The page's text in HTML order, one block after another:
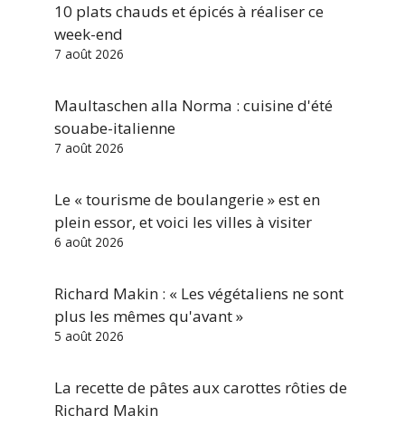
10 plats chauds et épicés à réaliser ce
week-end
7 août 2026
Maultaschen alla Norma : cuisine d'été
souabe-italienne
7 août 2026
Le « tourisme de boulangerie » est en
plein essor, et voici les villes à visiter
6 août 2026
Richard Makin : « Les végétaliens ne sont
plus les mêmes qu'avant »
5 août 2026
La recette de pâtes aux carottes rôties de
Richard Makin